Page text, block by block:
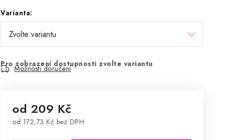
Varianta:
Pro zobrazení dostupnosti zvolte variantu
Možnosti doručení
od 209 Kč
od 172,73 Kč bez DPH